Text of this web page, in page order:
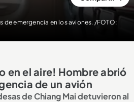
de emergencia en los aviones. /FOTO:
en el aire! Hombre abrió
de un avión
de Chiang Mai detuvieron al